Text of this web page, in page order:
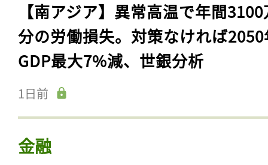
【南アジア】異常高温で年間
分の労働損失。対策なければ
GDP最大7%減、世銀分析
1日前
金融